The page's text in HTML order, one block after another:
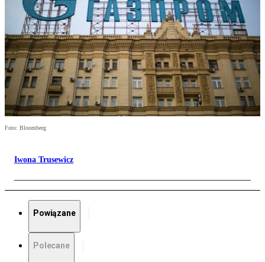
Foto: Bloomberg
Iwona Trusewicz
Powiązane
Polecane